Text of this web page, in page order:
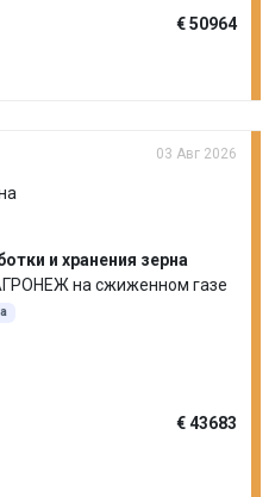
€ 50964
03 Авг 2026
и хранения зерна
на сжиженном газе
€ 43683